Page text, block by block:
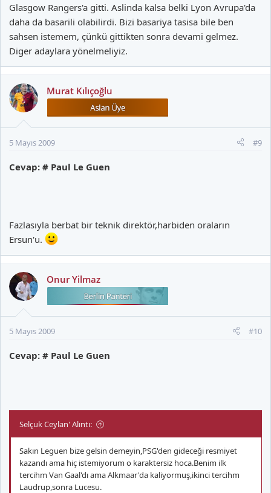
Glasgow Rangers'a gitti. Aslinda kalsa belki Lyon Avrupa'da
daha da basarili olabilirdi. Bizi basariya tasisa bile ben
sahsen istemem, çünkü gittikten sonra devami gelmez.
Diger adaylara yönelmeliyiz.
Murat Kılıçoğlu
5 Mayıs 2009 #9
Cevap: # Paul Le Guen
Fazlasıyla berbat bir teknik direktör,harbiden oraların
Ersun'u.
Onur Yilmaz
5 Mayıs 2009 #10
Cevap: # Paul Le Guen
Selçuk Ceylan' Alıntı:
Sakın Leguen bize gelsin demeyin,PSG'den gideceği resmiyet
kazandı ama hiç istemiyorum o karaktersiz hoca.Benim ilk
tercihm Van Gaal'dı ama Alkmaar'da kaliyormuş,ikinci tercihm
Laudrup,sonra Lucesu.